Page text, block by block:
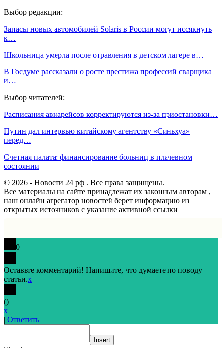
Выбор редакции:
Запасы новых автомобилей Solaris в России могут иссякнуть
к…
Школьница умерла после отравления в детском лагере в…
В Госдуме рассказали о росте престижа профессий сварщика
и…
Выбор читателей:
Расписания авиарейсов корректируются из-за приостановки…
Путин дал интервью китайскому агентству «Синьхуа»
перед…
Счетная палата: финансирование больниц в плачевном
состоянии
© 2026 - Новости 24 рф . Все права защищены.
Все материалы на сайте принадлежат их законным авторам ,
наш онлайн агрегатор новостей берет информацию из
открытых источников с указание активной ссылки
0
Оставьте комментарий! Напишите, что думаете по поводу
статьи.x
()
x
| Ответить
Insert